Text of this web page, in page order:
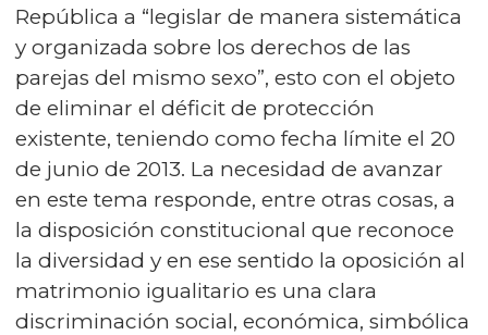
República a “legislar de manera sistemática
y organizada sobre los derechos de las
parejas del mismo sexo”, esto con el objeto
de eliminar el déficit de protección
existente, teniendo como fecha límite el 20
de junio de 2013. La necesidad de avanzar
en este tema responde, entre otras cosas, a
la disposición constitucional que reconoce
la diversidad y en ese sentido la oposición al
matrimonio igualitario es una clara
discriminación social, económica, simbólica